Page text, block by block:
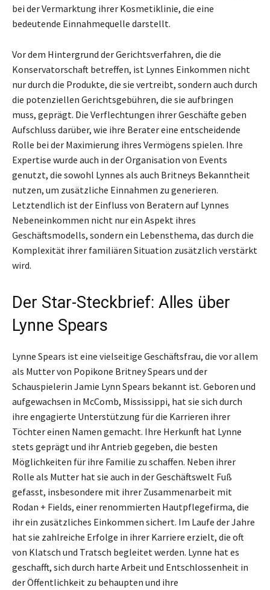
bei der Vermarktung ihrer Kosmetiklinie, die eine
bedeutende Einnahmequelle darstellt.
Vor dem Hintergrund der Gerichtsverfahren, die die
Konservatorschaft betreffen, ist Lynnes Einkommen nicht
nur durch die Produkte, die sie vertreibt, sondern auch durch
die potenziellen Gerichtsgebühren, die sie aufbringen
muss, geprägt. Die Verflechtungen ihrer Geschäfte geben
Aufschluss darüber, wie ihre Berater eine entscheidende
Rolle bei der Maximierung ihres Vermögens spielen. Ihre
Expertise wurde auch in der Organisation von Events
genutzt, die sowohl Lynnes als auch Britneys Bekanntheit
nutzen, um zusätzliche Einnahmen zu generieren.
Letztendlich ist der Einfluss von Beratern auf Lynnes
Nebeneinkommen nicht nur ein Aspekt ihres
Geschäftsmodells, sondern ein Lebensthema, das durch die
Komplexität ihrer familiären Situation zusätzlich verstärkt
wird.
Der Star-Steckbrief: Alles über
Lynne Spears
Lynne Spears ist eine vielseitige Geschäftsfrau, die vor allem
als Mutter von Popikone Britney Spears und der
Schauspielerin Jamie Lynn Spears bekannt ist. Geboren und
aufgewachsen in McComb, Mississippi, hat sie sich durch
ihre engagierte Unterstützung für die Karrieren ihrer
Töchter einen Namen gemacht. Ihre Herkunft hat Lynne
stets geprägt und ihr Antrieb gegeben, die besten
Möglichkeiten für ihre Familie zu schaffen. Neben ihrer
Rolle als Mutter hat sie auch in der Geschäftswelt Fuß
gefasst, insbesondere mit ihrer Zusammenarbeit mit
Rodan + Fields, einer renommierten Hautpflegefirma, die
ihr ein zusätzliches Einkommen sichert. Im Laufe der Jahre
hat sie zahlreiche Erfolge in ihrer Karriere erzielt, die oft
von Klatsch und Tratsch begleitet werden. Lynne hat es
geschafft, sich durch harte Arbeit und Entschlossenheit in
der Öffentlichkeit zu behaupten und ihre